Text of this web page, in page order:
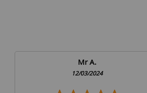
Mr A.
12/03/2024